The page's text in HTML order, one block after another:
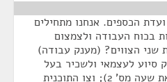
הכספים. אנחנו מתחילים
בכוח העבודה ולצמצום
שני הצווים? (מענק עבודה)
סיוע לעצמאי ולשכיר בעל
שליטה בחברת מעטים) (הוראת שעה מס' 2); וצו התוכנית